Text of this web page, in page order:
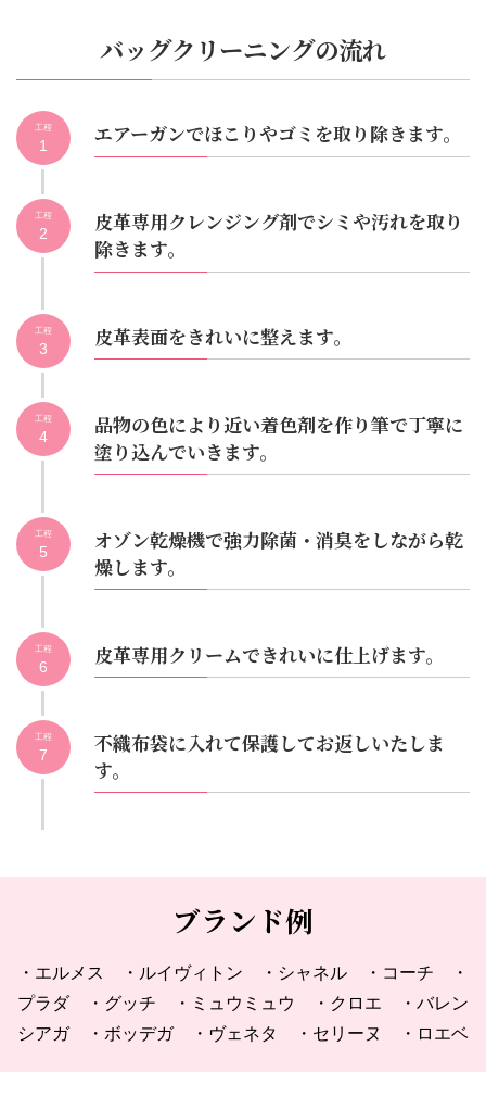
バッグクリーニングの流れ
エアーガンでほこりやゴミを取り除きます。
工程
1
皮革専用クレンジング剤でシミや汚れを取り
除きます。
工程
2
皮革表面をきれいに整えます。
工程
3
品物の色により近い着色剤を作り筆で丁寧に
塗り込んでいきます。
工程
4
オゾン乾燥機で強力除菌・消臭をしながら乾
燥します。
工程
5
皮革専用クリームできれいに仕上げます。
工程
6
不織布袋に入れて保護してお返しいたしま
す。
工程
7
ブランド例
・エルメス ・ルイヴィトン ・シャネル ・コーチ ・
プラダ ・グッチ ・ミュウミュウ ・クロエ ・バレン
シアガ ・ボッデガ ・ヴェネタ ・セリーヌ ・ロエベ